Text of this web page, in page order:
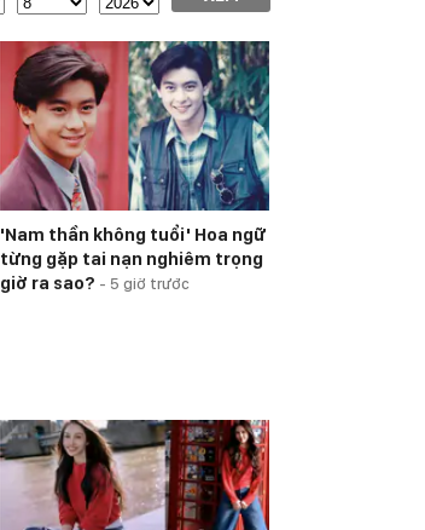
'Nam thần không tuổi' Hoa ngữ
từng gặp tai nạn nghiêm trọng
giờ ra sao? - 5 giờ trước